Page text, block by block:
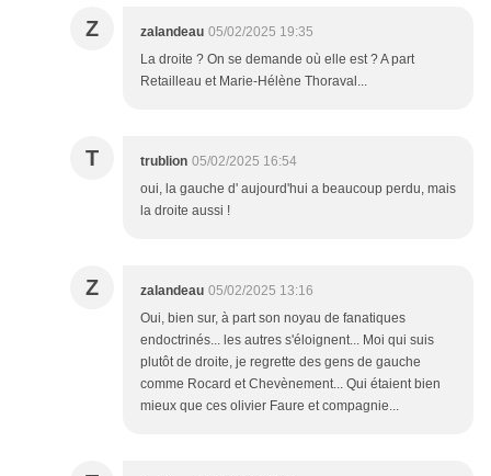
Z zalandeau 05/02/2025 19:35
La droite ? On se demande où elle est ? A part
Retailleau et Marie-Hélène Thoraval...
T trublion 05/02/2025 16:54
oui, la gauche d' aujourd'hui a beaucoup perdu, mais
la droite aussi !
Z zalandeau 05/02/2025 13:16
Oui, bien sur, à part son noyau de fanatiques
endoctrinés... les autres s'éloignent... Moi qui suis
plutôt de droite, je regrette des gens de gauche
comme Rocard et Chevènement... Qui étaient bien
mieux que ces olivier Faure et compagnie...